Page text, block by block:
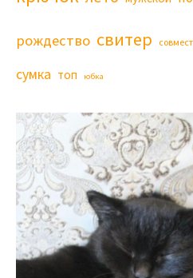
рождество свитер
сумка топ юбка